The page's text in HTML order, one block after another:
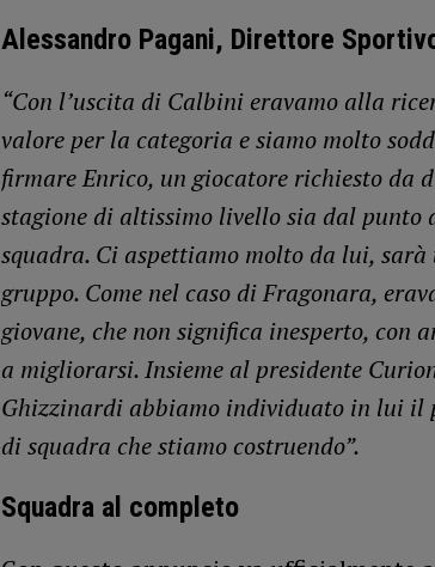
Alessandro Pagani, Direttore
“Con l’uscita di Calbini eravamo alla
valore per la categoria e siamo molto
firmare Enrico, un giocatore richiesto da
stagione di altissimo livello sia dal punto
squadra. Ci aspettiamo molto da lui,
gruppo. Come nel caso di Fragonara,
giovane, che non significa inesperto, con
a migliorarsi. Insieme al presidente
Ghizzinardi abbiamo individuato in lui il
di squadra che stiamo costruendo”.
Squadra al completo